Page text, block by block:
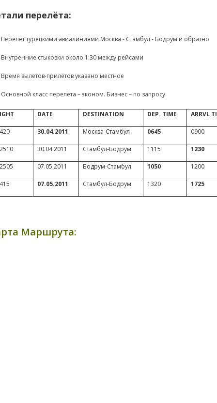
перелёта:
Перелёт турецкими авиалиниями Москва - Стамбул - Бодрум и обратно
Внутренние стыковки около 1:30 между рейсами
Время вылетов-прилётов указано местное
Основной класс перелёта – эконом. Бизнес – по запросу.
DATE DESTINATION DEP. TIME ARRVL
30.04.2011 Москва-Стамбул 0645 0900
30.04.2011 Стамбул-Бодрум 1115 1230
07.05.2011 Бодрум-Стамбул 1050 1200
07.05.2011 Стамбул-Бодрум 1320 1725
Маршрута: